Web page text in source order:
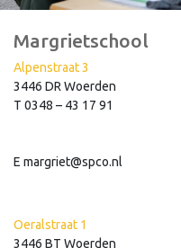
Margrietschool
Alpenstraat 3
3446 DR Woerden
T 0348 – 43 17 91
E margriet@spco.nl
Oeralstraat 1
3446 BT Woerden